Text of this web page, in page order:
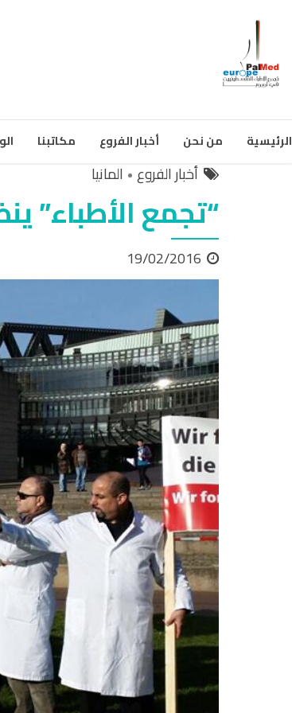
الرئيسية من نحن أخبار الفروع مكاتبنا
أخبار الفروع المانيا
“تجمع الأطباء”
19/02/2016